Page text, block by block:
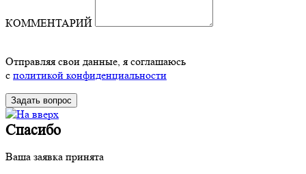
КОММЕНТАРИЙ
Отправляя свои данные, я соглашаюсь
с политикой конфиденциальности
Спасибо
Ваша заявка принята